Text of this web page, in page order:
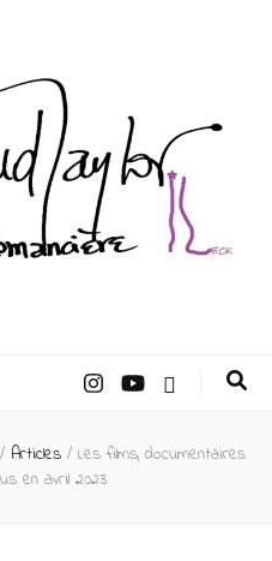
–
/ Articles / Les films, documentaires
en avril 2023